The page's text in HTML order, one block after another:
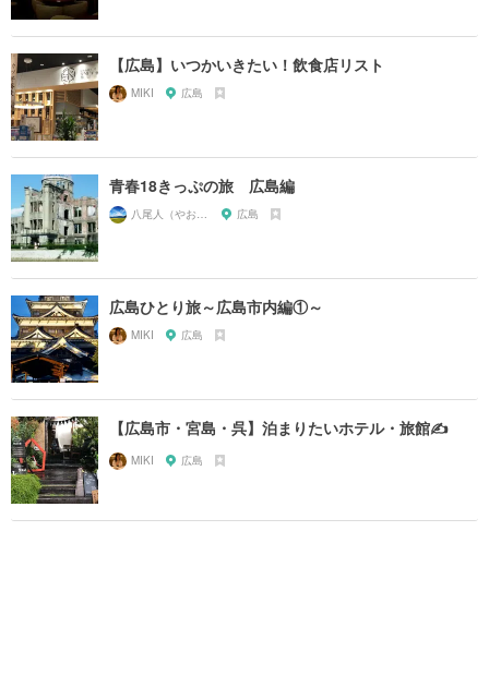
【広島】いつかいきたい！飲食店リスト
MIKI 広島
青春18きっぷの旅 広島編
八尾人（やおんちゅ） 広島
広島ひとり旅～広島市内編①～
MIKI 広島
【広島市・宮島・呉】泊まりたいホテル・旅館✍️
MIKI 広島